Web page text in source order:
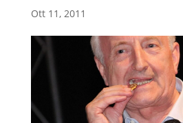
Ott 11, 2011